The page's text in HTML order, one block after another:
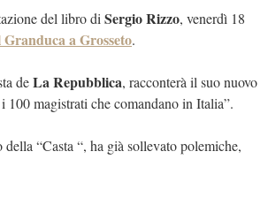
del libro di Sergio Rizzo, venerdì 18
Granduca a Grosseto.
deLa Repubblica, racconterà il suo nuovo
100 magistrati che comandano in Italia”.
“Casta “, ha già sollevato polemiche,